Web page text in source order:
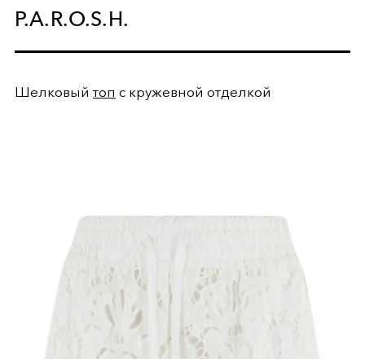
P.A.R.O.S.H.
Шелковый топ с кружевной отделкой